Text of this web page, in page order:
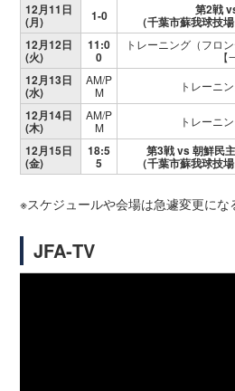
12月11日
(月) 1-0 第2戦
（千葉市蘇我球技
12月12日
(火)
11:0
0
トレーニング（フロ
12月13日
(水)
AM/P
M
トレーニ
12月14日
(木)
AM/P
M
トレーニ
12月15日
(金)
18:5
5
第3戦 vs 朝鮮民
（千葉市蘇我球技
※スケジュールや会場は急遽変更にな
JFA‐TV